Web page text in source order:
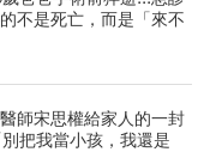
不是死亡，而是「來不
師宋思權給家人的一封
把我當小孩，我還是